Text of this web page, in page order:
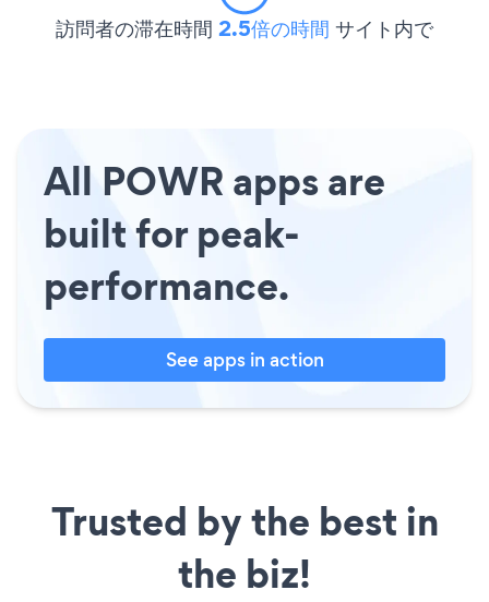
訪問者の滞在時間 2.5倍の時間 サイト内で
All POWR apps are
built for peak-
performance.
See apps in action
Trusted by the best in
the biz!